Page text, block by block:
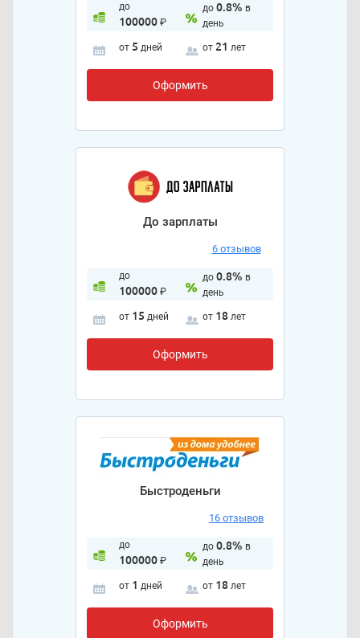
до
100000₽
до 0.8% в
день
от 5 дней от 21 лет
Оформить
До зарплаты
6 отзывов
до
100000₽
до 0.8% в
день
от 15 дней от 18 лет
Оформить
Быстроденьги
16 отзывов
до
100000₽
до 0.8% в
день
от 1 дней от 18 лет
Оформить